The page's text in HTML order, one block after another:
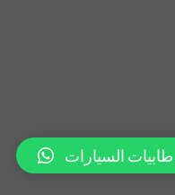
السيارات